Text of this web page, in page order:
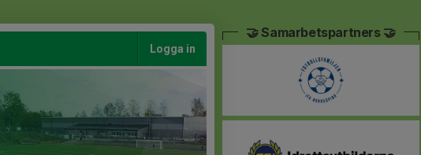
Logga in
🤝 Samarbetspartners 🤝